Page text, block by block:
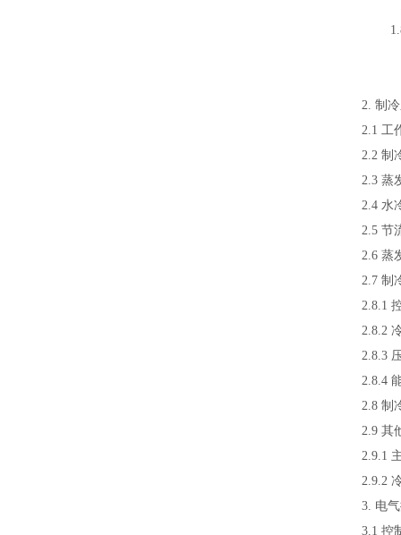
1.8
2. 制
2.1 工
2.2 制
2.3 蒸
2.4 水
2.5 节
2.6 蒸
2.7 制
2.8.1
2.8.2
2.8.3
2.8.4
2.8 制
2.9 其
2.9.1
2.9.2
3. 电
3.1 控